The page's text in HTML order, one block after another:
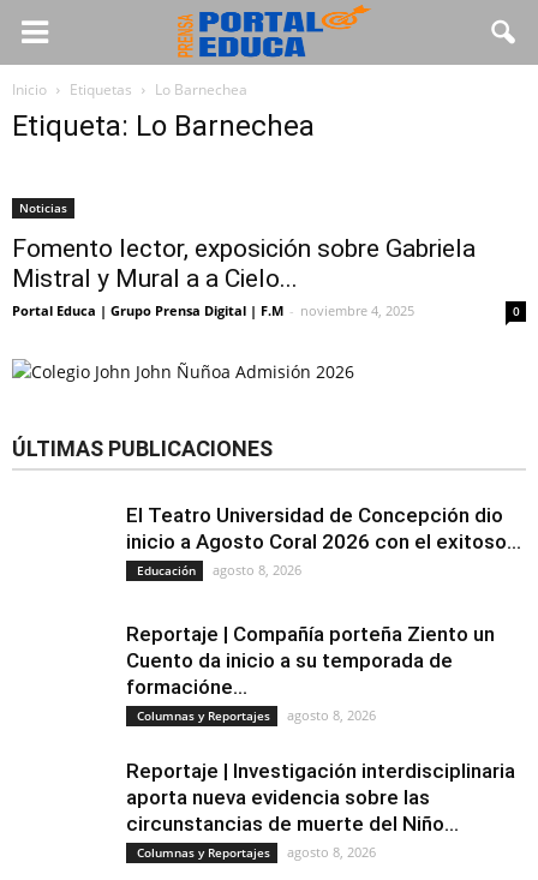
Inicio Etiquetas Lo Barnechea
Etiqueta: Lo Barnechea
Noticias
Fomento lector, exposición sobre Gabriela
Mistral y Mural a a Cielo...
Portal Educa | Grupo Prensa Digital | F.M - noviembre 4, 2025 0
ÚLTIMAS PUBLICACIONES
El Teatro Universidad de Concepción dio
inicio a Agosto Coral 2026 con el exitoso...
Educación agosto 8, 2026
Reportaje | Compañía porteña Ziento un
Cuento da inicio a su temporada de
formacióne...
Columnas y Reportajes agosto 8, 2026
Reportaje | Investigación interdisciplinaria
aporta nueva evidencia sobre las
circunstancias de muerte del Niño...
Columnas y Reportajes agosto 8, 2026